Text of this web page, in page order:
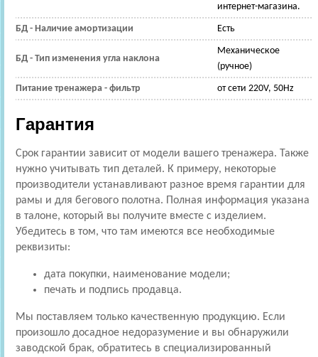
интернет-магазина.
БД - Наличие амортизации Есть
БД - Тип изменения угла наклона
Механическое
(ручное)
Питание тренажера - фильтр от сети 220V, 50Hz
Гарантия
Срок гарантии зависит от модели вашего тренажера. Также
нужно учитывать тип деталей. К примеру, некоторые
производители устанавливают разное время гарантии для
рамы и для бегового полотна. Полная информация указана
в талоне, который вы получите вместе с изделием.
Убедитесь в том, что там имеются все необходимые
реквизиты:
дата покупки, наименование модели;
печать и подпись продавца.
Мы поставляем только качественную продукцию. Если
произошло досадное недоразумение и вы обнаружили
заводской брак, обратитесь в специализированный